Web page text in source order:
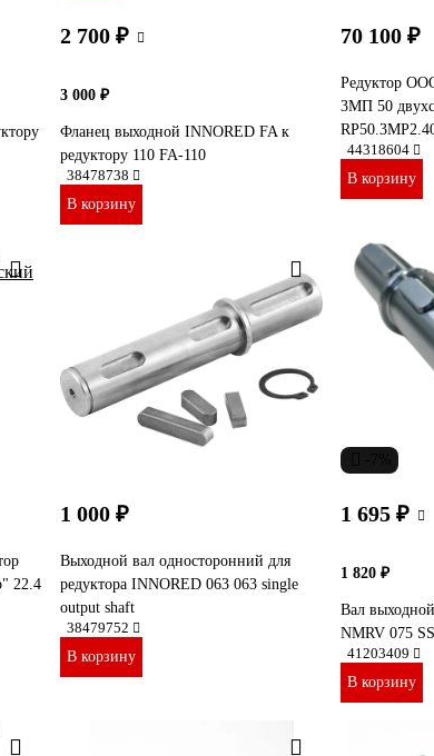
2 700 ₽
3 000 ₽
Фланец выходной INNORED FA к
редуктору 110 FA-110
38478738
В корзину
70 100 ₽
Редуктор
3МП 50
44318604
В корзину
22.4
1 000 ₽
Выходной вал односторонний для
редуктора INNORED 063 063 single
output shaft
38479752
В корзину
1 695 ₽
1 820 ₽
Вал
NMRV 075
41203409
В корзину